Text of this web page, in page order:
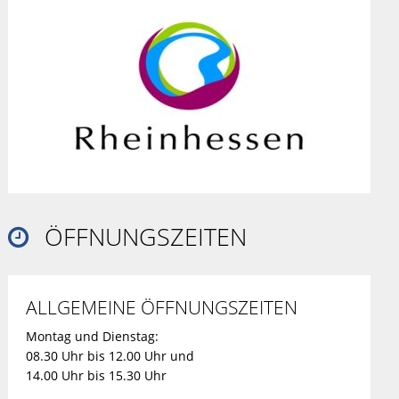
 ÖFFNUNGSZEITEN
ALLGEMEINE ÖFFNUNGSZEITEN
Montag und Dienstag:
08.30 Uhr bis 12.00 Uhr und
14.00 Uhr bis 15.30 Uhr